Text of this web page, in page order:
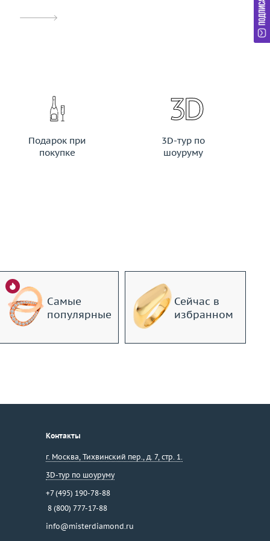
Подарок при
покупке
3D-тур по
шоуруму
Самые
популярные
Сейчас в
избранном
Контакты
г. Москва, Тихвинский пер., д. 7, стр. 1.
3D-тур по шоуруму
+7 (495) 190-78-88
8 (800) 777-17-88
info@misterdiamond.ru